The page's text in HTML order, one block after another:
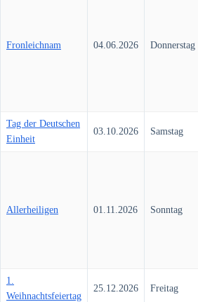
Fronleichnam 04.06.2026 Donnerstag
Tag der Deutschen
Einheit
03.10.2026 Samstag
Allerheiligen 01.11.2026 Sonntag
1.
Weihnachtsfeiertag
25.12.2026 Freitag